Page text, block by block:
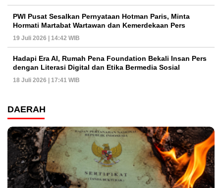
PWI Pusat Sesalkan Pernyataan Hotman Paris, Minta
Hormati Martabat Wartawan dan Kemerdekaan Pers
19 Juli 2026 | 14:42 WIB
Hadapi Era AI, Rumah Pena Foundation Bekali Insan Pers
dengan Literasi Digital dan Etika Bermedia Sosial
18 Juli 2026 | 17:41 WIB
DAERAH